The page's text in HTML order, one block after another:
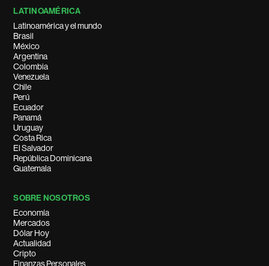
LATINOAMÉRICA
Latinoamérica y el mundo
Brasil
México
Argentina
Colombia
Venezuela
Chile
Perú
Ecuador
Panamá
Uruguay
Costa Rica
El Salvador
República Dominicana
Guatemala
SOBRE NOSOTROS
Economía
Mercados
Dólar Hoy
Actualidad
Cripto
Finanzas Personales